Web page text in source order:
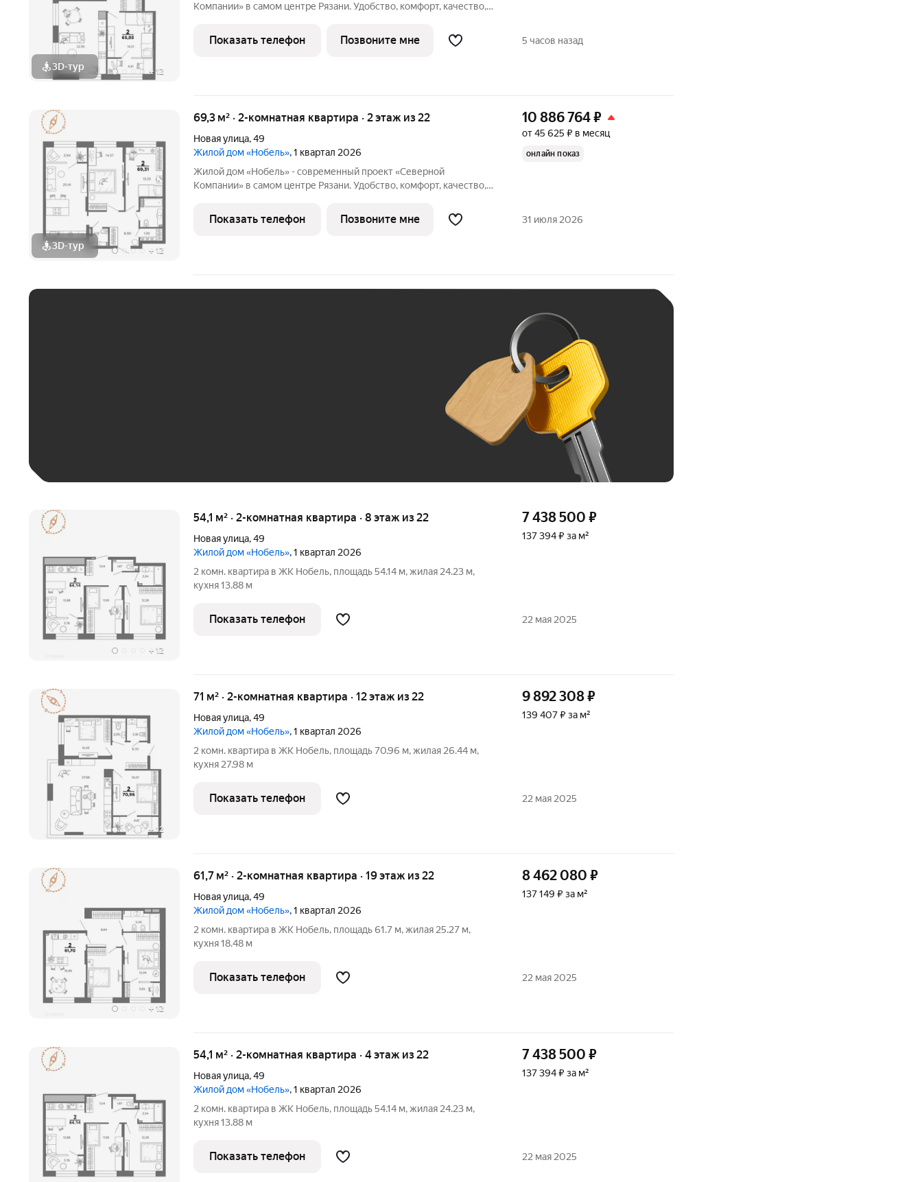
3D-тур + 12
Компании» в самом центре Рязани. Удобство, комфорт, качество,
можешь быть всегда и везде. Всё кипит и движется. Место где ты
можешь всё,
Показать телефон Позвоните мне 5 часов назад
3D-тур + 12
69,3 м² · 2-комнатная квартира · 2 этаж из 22
Новая улица,49
Жилой дом «Нобель», 1 квартал 2026
Жилой дом «Нобель» - современный проект «Северной
Компании» в самом центре Рязани. Удобство, комфорт, качество,
можешь быть всегда и везде. Всё кипит и движется. Место где ты
можешь всё,
10 886 764₽
от 45 625 ₽ в месяц
онлайн показ
Показать телефон Позвоните мне 31 июля 2026
+ 12
54,1 м² · 2-комнатная квартира · 8 этаж из 22
Новая улица,49
Жилой дом «Нобель», 1 квартал 2026
2 комн. квартира в ЖК Нобель, площадь 54.14 м, жилая 24.23 м,
кухня 13.88 м
7 438 500 ₽
137 394 ₽ за м²
Показать телефон 22 мая 2025
+12
71 м² · 2-комнатная квартира · 12 этаж из 22
Новая улица,49
Жилой дом «Нобель», 1 квартал 2026
2 комн. квартира в ЖК Нобель, площадь 70.96 м, жилая 26.44 м,
кухня 27.98 м
9 892 308₽
139 407 ₽ за м²
Показать телефон 22 мая 2025
+ 12
61,7 м² · 2-комнатная квартира · 19 этаж из 22
Новая улица,49
Жилой дом «Нобель», 1 квартал 2026
2 комн. квартира в ЖК Нобель, площадь 61.7 м, жилая 25.27 м,
кухня 18.48 м
8 462 080 ₽
137 149 ₽ за м²
Показать телефон 22 мая 2025
54,1 м² · 2-комнатная квартира · 4 этаж из 22
Новая улица,49
Жилой дом «Нобель», 1 квартал 2026
2 комн. квартира в ЖК Нобель, площадь 54.14 м, жилая 24.23 м,
кухня 13.88 м
7 438 500 ₽
137 394 ₽ за м²
Показать телефон 22 мая 2025